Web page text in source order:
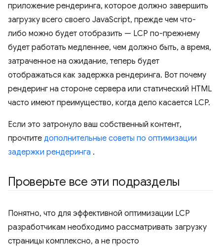
приложение рендеринга, которое должно завершить
загрузку всего своего JavaScript, прежде чем что-
либо можно будет отобразить — LCP по-прежнему
будет работать медленнее, чем должно быть, а время,
затраченное на ожидание, теперь будет
отображаться как задержка рендеринга. Вот почему
рендеринг на стороне сервера или статический HTML
часто имеют преимущество, когда дело касается LCP.
Если это затронуло ваш собственный контент,
прочтите дополнительные советы по оптимизации
задержки рендеринга .
Проверьте все эти подразделы
Понятно, что для эффективной оптимизации LCP
разработчикам необходимо рассматривать загрузку
страницы комплексно, а не просто